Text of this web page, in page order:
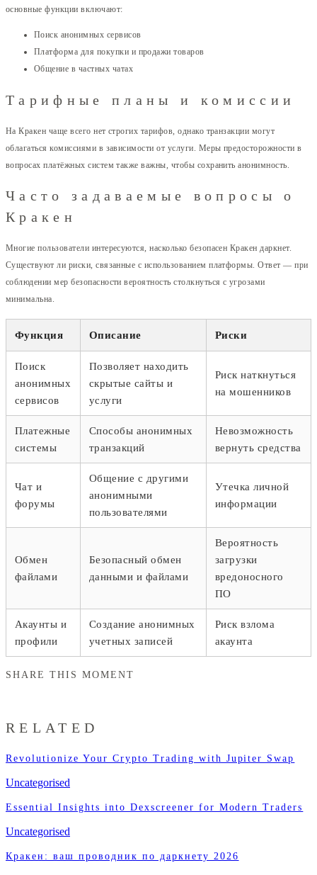
основные функции включают:
Поиск анонимных сервисов
Платформа для покупки и продажи товаров
Общение в частных чатах
Тарифные планы и комиссии
На Кракен чаще всего нет строгих тарифов, однако транзакции могут
облагаться комиссиями в зависимости от услуги. Меры предосторожности в
вопросах платёжных систем также важны, чтобы сохранить анонимность.
Часто задаваемые вопросы о
Кракен
Многие пользователи интересуются, насколько безопасен Кракен даркнет.
Существуют ли риски, связанные с использованием платформы. Ответ — при
соблюдении мер безопасности вероятность столкнуться с угрозами
минимальна.
Функция Описание Риски
Поиск
анонимных
сервисов
Позволяет находить
скрытые сайты и
услуги
Риск наткнуться
на мошенников
Платежные
системы
Способы анонимных
транзакций
Невозможность
вернуть средства
Чат и
форумы
Общение с другими
анонимными
пользователями
Утечка личной
информации
Обмен
файлами
Безопасный обмен
данными и файлами
Вероятность
загрузки
вредоносного
ПО
Акаунты и
профили
Создание анонимных
учетных записей
Риск взлома
акаунта
SHARE THIS MOMENT
RELATED
Revolutionize Your Crypto Trading with Jupiter Swap
Uncategorised
Essential Insights into Dexscreener for Modern Traders
Uncategorised
Кракен: ваш проводник по даркнету 2026